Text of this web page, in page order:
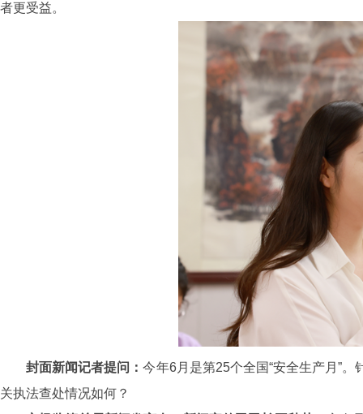
者更受益。
封面新闻记者提问：今年6月是第25个全国“安全生产月”
关执法查处情况如何？